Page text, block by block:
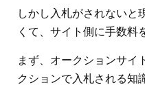
しかし入札がされないと
くて、サイト側に手数料
まず、オークションサイ
クションで入札される知